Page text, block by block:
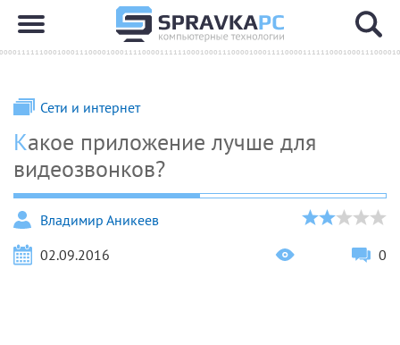
Сети и интернет
Какое приложение лучше для
видеозвонков?
Владимир Аникеев
02.09.2016
0